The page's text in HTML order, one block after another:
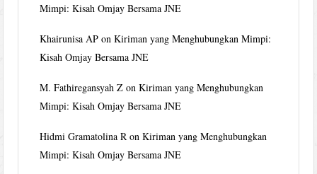
Mimpi: Kisah Omjay Bersama JNE
Khairunisa AP onKiriman yang Menghubungkan Mimpi:
Kisah Omjay Bersama JNE
M. Fathiregansyah Z onKiriman yang Menghubungkan
Mimpi: Kisah Omjay Bersama JNE
Hidmi Gramatolina R onKiriman yang Menghubungkan
Mimpi: Kisah Omjay Bersama JNE